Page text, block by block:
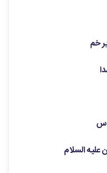
خم
السلام